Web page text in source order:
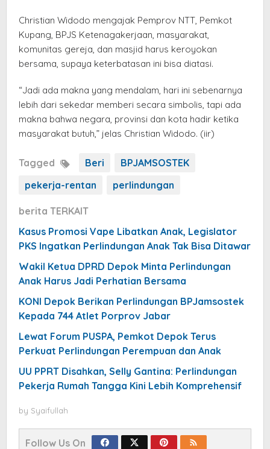
Christian Widodo mengajak Pemprov NTT, Pemkot
Kupang, BPJS Ketenagakerjaan, masyarakat,
komunitas gereja, dan masjid harus keroyokan
bersama, supaya keterbatasan ini bisa diatasi.
“Jadi ada makna yang mendalam, hari ini sebenarnya
lebih dari sekedar memberi secara simbolis, tapi ada
makna bahwa negara, provinsi dan kota hadir ketika
masyarakat butuh,” jelas Christian Widodo. (iir)
Tagged Beri
BPJAMSOSTEK
pekerja-rentan
perlindungan
berita TERKAIT
Kasus Promosi Vape Libatkan Anak, Legislator
PKS Ingatkan Perlindungan Anak Tak Bisa Ditawar
Wakil Ketua DPRD Depok Minta Perlindungan
Anak Harus Jadi Perhatian Bersama
KONI Depok Berikan Perlindungan BPJamsostek
Kepada 744 Atlet Porprov Jabar
Lewat Forum PUSPA, Pemkot Depok Terus
Perkuat Perlindungan Perempuan dan Anak
UU PPRT Disahkan, Selly Gantina: Perlindungan
Pekerja Rumah Tangga Kini Lebih Komprehensif
by Syaifullah
Follow Us On